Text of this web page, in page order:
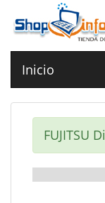
Inicio
FUJITSU